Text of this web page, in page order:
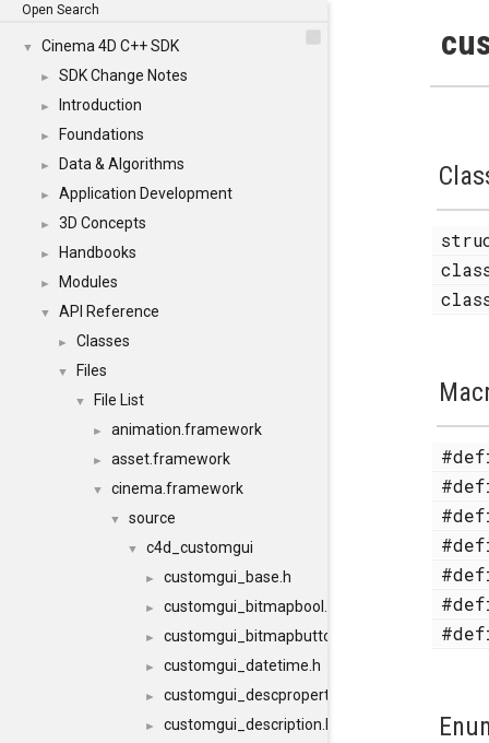
Open Search
▼ Cinema 4D C++ SDK
► SDK Change Notes
► Introduction
► Foundations
► Data & Algorithms
► Application Development
► 3D Concepts
► Handbooks
► Modules
▼ API Reference
► Classes
▼ Files
▼ File List
► animation.framework
► asset.framework
▼ cinema.framework
▼ source
▼ c4d_customgui
► customgui_base.h
► customgui_bitmapbool.h
► customgui_bitmapbutton.h
► customgui_datetime.h
► customgui_descproperty.h
► customgui_description.h